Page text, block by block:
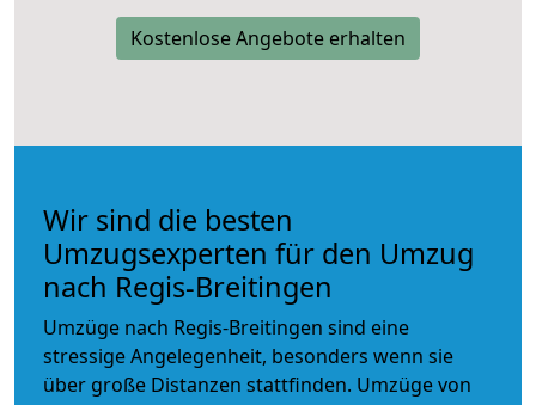
Kostenlose Angebote erhalten
Wir sind die besten
Umzugsexperten für den Umzug
nach Regis-Breitingen
Umzüge nach Regis-Breitingen sind eine
stressige Angelegenheit, besonders wenn sie
über große Distanzen stattfinden. Umzüge von